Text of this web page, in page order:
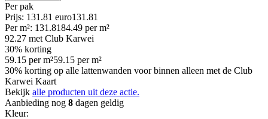
Per pak
Prijs: 131.81 euro131 .81
Per m²: 131.8184.49 per m²
92.27 met Club Karwei
30% korting
59.15 per m²59.15 per m²
30% korting op alle lattenwanden voor binnen alleen met de Club
Karwei Kaart
Bekijk alle producten uit deze actie.
Aanbieding nog 8 dagen geldig
Kleur: